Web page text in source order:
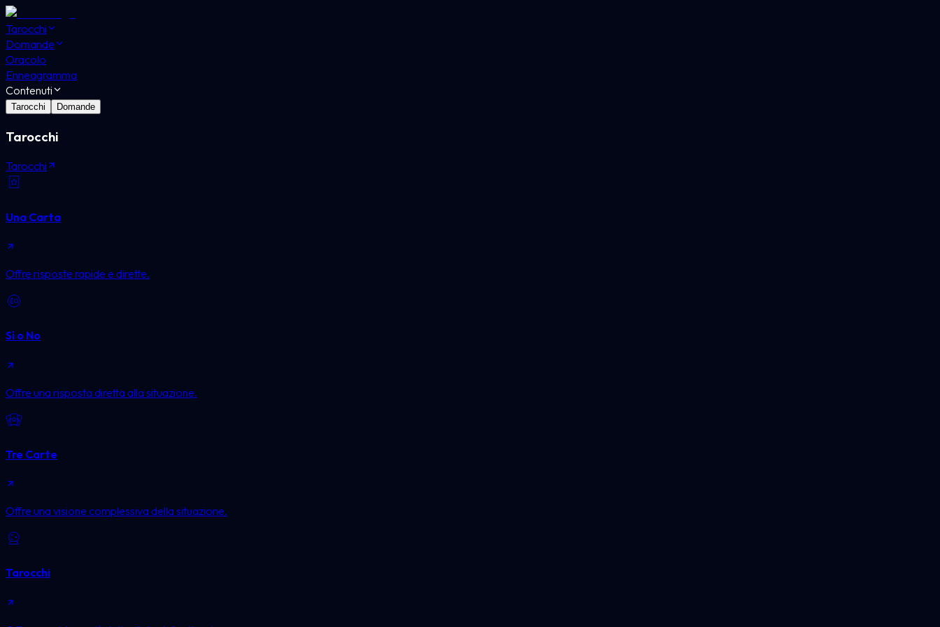
Tarocchi
Domande
Oracolo
Enneagramma
Contenuti
Tarocchi Domande
Tarocchi
Tarocchi
Una Carta
Offre risposte rapide e dirette.
Sì o No
Offre una risposta diretta alla situazione.
Tre Carte
Offre una visione complessiva della situazione.
Tarocchi